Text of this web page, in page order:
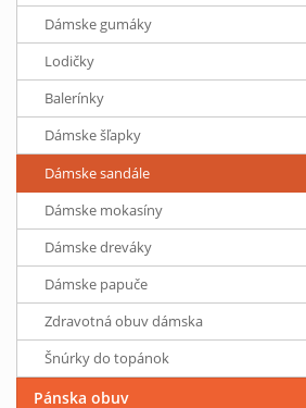
Dámske gumáky
Lodičky
Balerínky
Dámske šľapky
Dámske sandále
Dámske mokasíny
Dámske dreváky
Dámske papuče
Zdravotná obuv dámska
Šnúrky do topánok
Pánska obuv